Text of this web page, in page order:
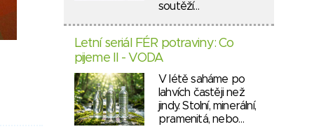
soutěží…
Letní seriál FÉR potraviny: Co
pijeme II - VODA
V létě saháme po
lahvích častěji než
jindy. Stolní, minerální,
pramenitá, nebo…